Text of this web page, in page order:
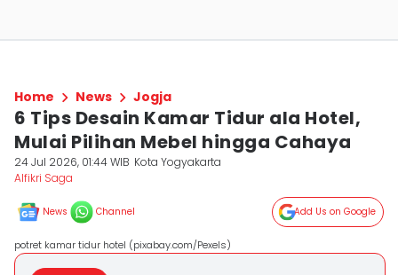
Home News Jogja
6 Tips Desain Kamar Tidur ala Hotel,
Mulai Pilihan Mebel hingga Cahaya
24 Jul 2026, 01:44 WIB Kota Yogyakarta
Alfikri Saga
News Channel Add Us on Google
potret kamar tidur hotel (pixabay.com/Pexels)